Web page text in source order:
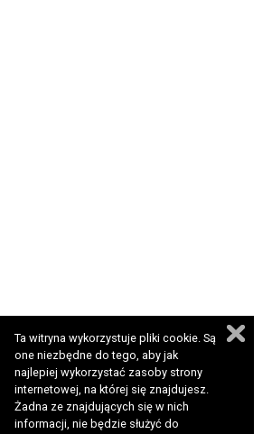
Ta witryna wykorzystuje pliki cookie. Są
one niezbędne do tego, aby jak
najlepiej wykorzystać zasoby strony
internetowej, na której się znajdujesz.
Żadna ze znajdujących się w nich
informacji, nie będzie służyć do